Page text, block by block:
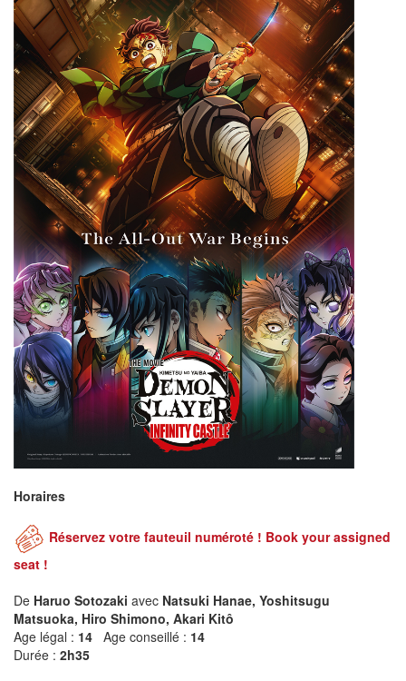
Horaires
Réservez votre fauteuil numéroté ! Book your assigned
seat !
De Haruo Sotozaki avec Natsuki Hanae, Yoshitsugu
Matsuoka, Hiro Shimono, Akari Kitô
Age légal : 14 Age conseillé : 14
Durée : 2h35